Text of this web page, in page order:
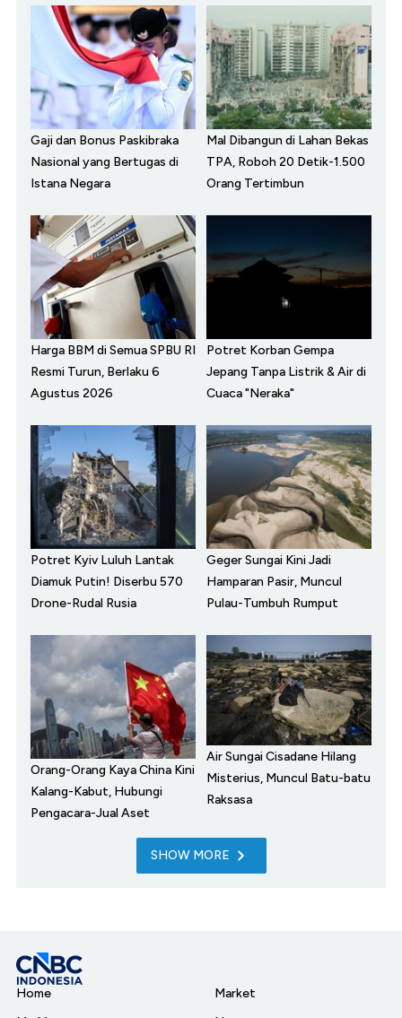
Gaji dan Bonus Paskibraka
Nasional yang Bertugas di
Istana Negara
Mal Dibangun di Lahan Bekas
TPA, Roboh 20 Detik-1.500
Orang Tertimbun
Harga BBM di Semua SPBU RI
Resmi Turun, Berlaku 6
Agustus 2026
Potret Korban Gempa
Jepang Tanpa Listrik & Air di
Cuaca "Neraka"
Potret Kyiv Luluh Lantak
Diamuk Putin! Diserbu 570
Drone-Rudal Rusia
Geger Sungai Kini Jadi
Hamparan Pasir, Muncul
Pulau-Tumbuh Rumput
Orang-Orang Kaya China Kini
Kalang-Kabut, Hubungi
Pengacara-Jual Aset
Air Sungai Cisadane Hilang
Misterius, Muncul Batu-batu
Raksasa
SHOW MORE
Home
Market